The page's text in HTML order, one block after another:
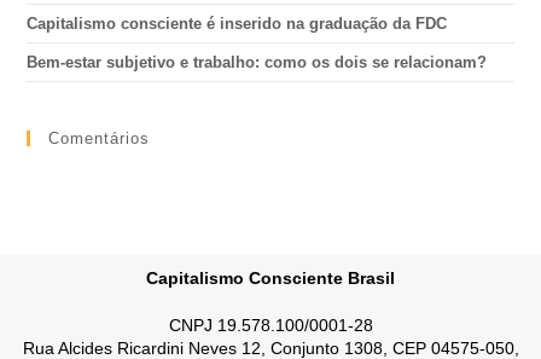
Capitalismo consciente é inserido na graduação da FDC
Bem-estar subjetivo e trabalho: como os dois se relacionam?
Comentários
Capitalismo Consciente Brasil
CNPJ 19.578.100/0001-28
Rua Alcides Ricardini Neves 12, Conjunto 1308, CEP 04575-050,